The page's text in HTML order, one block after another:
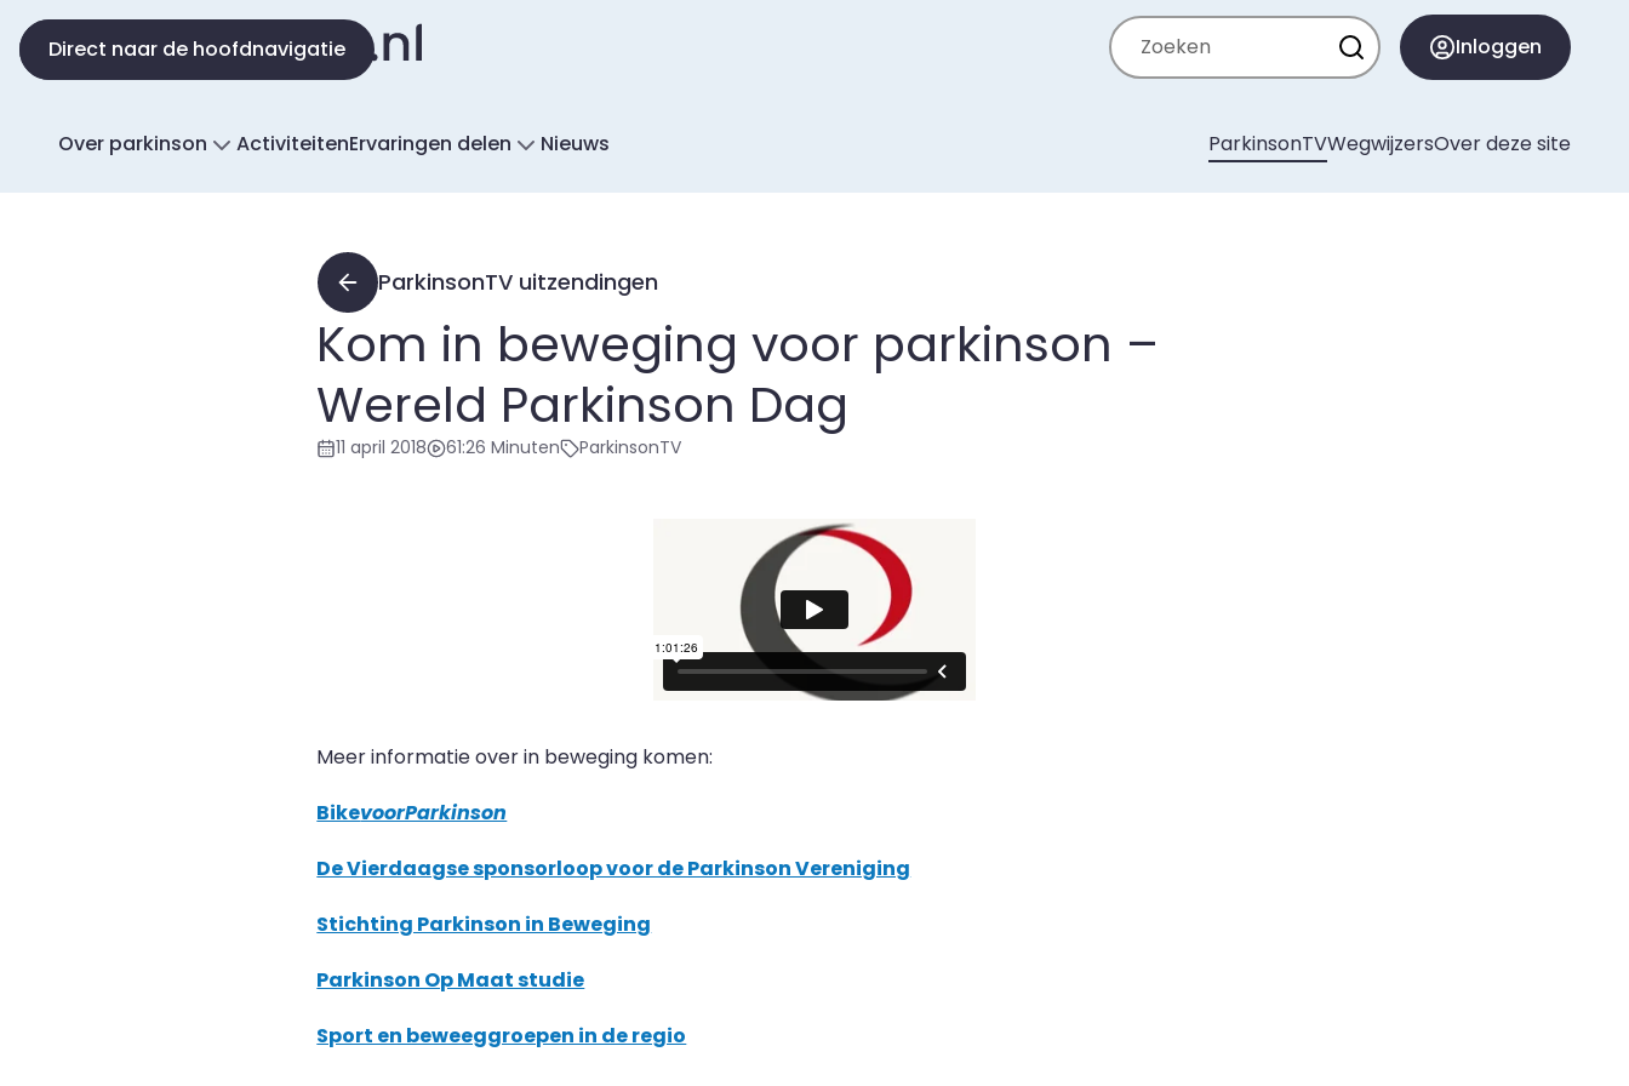
Direct naar de inhoud
Direct naar de hoofdnavigatie
Zoeken
Inloggen
Over parkinson ActiviteitenErvaringen delen Nieuws ParkinsonTVWegwijzersOver deze site
ParkinsonTV uitzendingen
Kom in beweging voor parkinson –
Wereld Parkinson Dag
11 april 2018 61:26 Minuten ParkinsonTV
Meer informatie over in beweging komen:
BikevoorParkinson
De Vierdaagse sponsorloop voor de Parkinson Vereniging
Stichting Parkinson in Beweging
Parkinson Op Maat studie
Sport en beweeggroepen in de regio